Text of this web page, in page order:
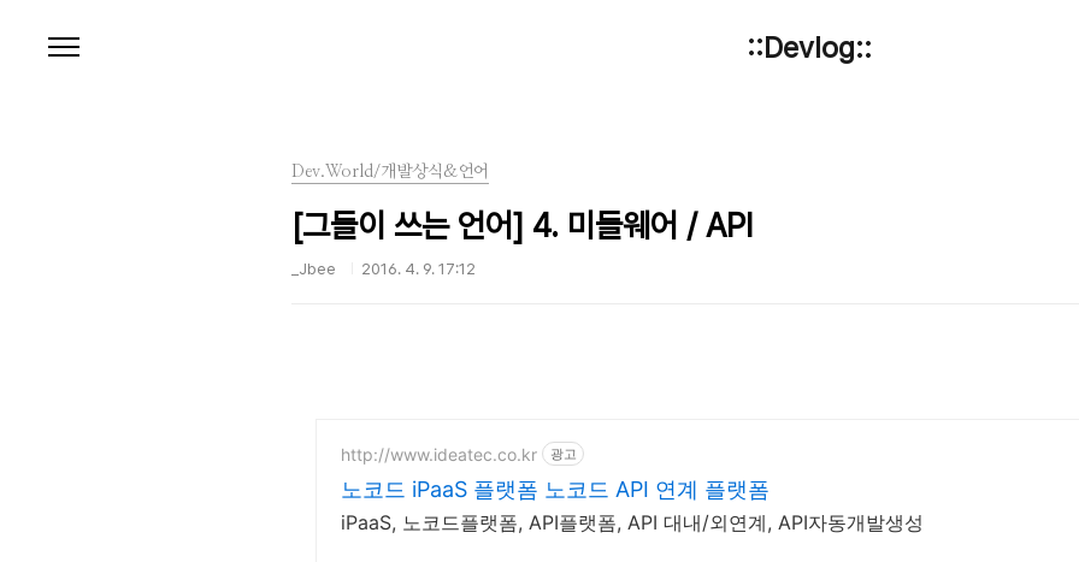
::Devlog::
Dev.World/개발상식&언어
[그들이 쓰는 언어] 4. 미들웨어 / API
_Jbee 2016. 4. 9. 17:12
http://www.ideatec.co.kr 광고
노코드 iPaaS 플랫폼 노코드 API 연계 플랫폼
iPaaS, 노코드플랫폼, API플랫폼, API 대내/외연계, API자동개발생성